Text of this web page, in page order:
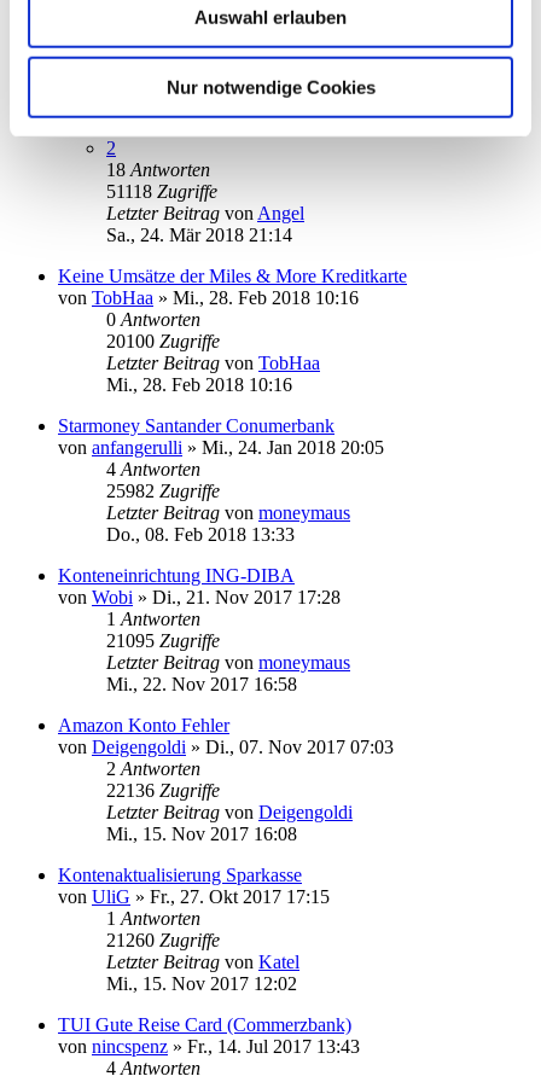
Auswahl erlauben
Nur notwendige Cookies
Letzter Beitragvonaudiolet
Do., 26. Jul 2018 20:02
Sparkasse Konto einrichten
Di., 13. Mär 2018 15:14
2
18 Antworten
51118 Zugriffe
Letzter Beitrag von Angel
Sa., 24. Mär 2018 21:14
Keine Umsätze der Miles & More Kreditkarte
von TobHaa » Mi., 28. Feb 2018 10:16
0 Antworten
20100 Zugriffe
Letzter Beitrag von TobHaa
Mi., 28. Feb 2018 10:16
Starmoney Santander Conumerbank
von anfangerulli » Mi., 24. Jan 2018 20:05
4 Antworten
25982 Zugriffe
Letzter Beitrag von moneymaus
Do., 08. Feb 2018 13:33
Konteneinrichtung ING-DIBA
von Wobi » Di., 21. Nov 2017 17:28
1 Antworten
21095 Zugriffe
Letzter Beitrag von moneymaus
Mi., 22. Nov 2017 16:58
Amazon Konto Fehler
von Deigengoldi » Di., 07. Nov 2017 07:03
2 Antworten
22136 Zugriffe
Letzter Beitrag von Deigengoldi
Mi., 15. Nov 2017 16:08
Kontenaktualisierung Sparkasse
von UliG » Fr., 27. Okt 2017 17:15
1 Antworten
21260 Zugriffe
Letzter Beitrag von Katel
Mi., 15. Nov 2017 12:02
TUI Gute Reise Card (Commerzbank)
von nincspenz » Fr., 14. Jul 2017 13:43
4 Antworten